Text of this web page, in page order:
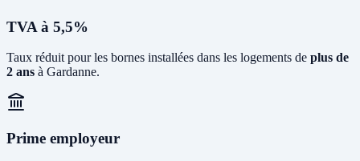
TVA à 5,5%
Taux réduit pour les bornes installées dans les logements de plus de
2 ans à Gardanne.
Prime employeur